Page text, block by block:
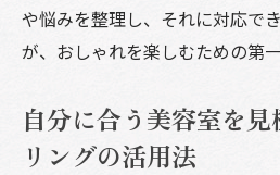
や悩みを整理し、それに対応で
が、おしゃれを楽しむための第一
自分に合う美容室を
リングの活用法